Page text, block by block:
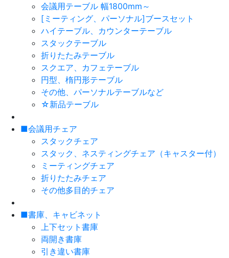
会議用テーブル 幅1800mm～
[ミーティング、パーソナル]ブースセット
ハイテーブル、カウンターテーブル
スタックテーブル
折りたたみテーブル
スクエア、カフェテーブル
円型、楕円形テーブル
その他、パーソナルテーブルなど
☆新品テーブル
■会議用チェア
スタックチェア
スタック、ネスティングチェア（キャスター付）
ミーティングチェア
折りたたみチェア
その他多目的チェア
■書庫、キャビネット
上下セット書庫
両開き書庫
引き違い書庫